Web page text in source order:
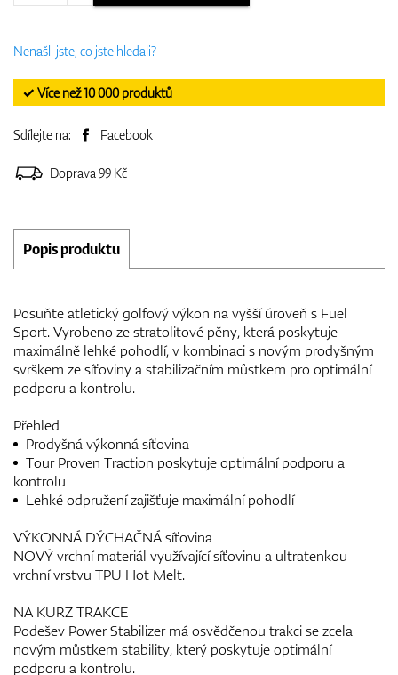
Nenašli jste, co jste hledali?
✓ Více než 10 000 produktů
Sdílejte na: Facebook
Doprava 99 Kč
Popis produktu
Posuňte atletický golfový výkon na vyšší úroveň s Fuel
Sport. Vyrobeno ze stratolitové pěny, která poskytuje
maximálně lehké pohodlí, v kombinaci s novým prodyšným
svrškem ze síťoviny a stabilizačním můstkem pro optimální
podporu a kontrolu.
Přehled
Prodyšná výkonná síťovina
Tour Proven Traction poskytuje optimální podporu a
kontrolu
Lehké odpružení zajišťuje maximální pohodlí
VÝKONNÁ DÝCHAČNÁ síťovina
NOVÝ vrchní materiál využívající síťovinu a ultratenkou
vrchní vrstvu TPU Hot Melt.
NA KURZ TRAKCE
Podešev Power Stabilizer má osvědčenou trakci se zcela
novým můstkem stability, který poskytuje optimální
podporu a kontrolu.